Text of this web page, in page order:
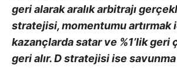
geri alarak aralık arbitrajı
stratejisi, momentumu artırmak
kazançlarda satar ve %1’lik geri
geri alır. D stratejisi ise savunma